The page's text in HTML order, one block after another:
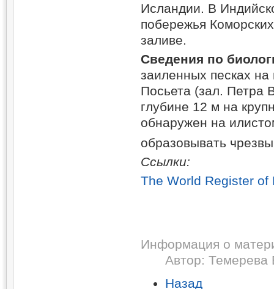
Исландии. В
побережья
заливе.
Сведения по
заиленных песках
Посьета (зал. Петра
глубине 12 м на
обнаружен на
образовывать
Ссылки:
The World Register of
Информация о
Автор: Темерева
Назад